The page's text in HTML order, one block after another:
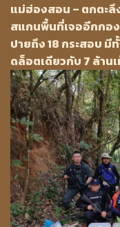
แม่ฮ่องสอน – ตกตะลึ
สแกนพื้นที่เจออีกกอ
ปายถึง 18 กระสอบ มี
ดล็อตเดียวกับ 7 ล้าน